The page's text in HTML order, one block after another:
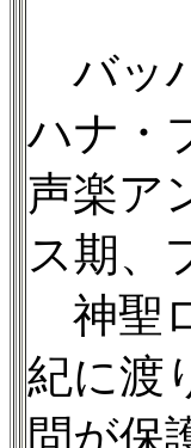
バッ
ハナ・
声楽ア
ス期、
神聖
紀に渡
問が保